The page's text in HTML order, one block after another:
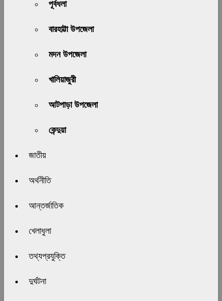
পূর্বধলা
বারহাট্টা উপজেলা
মদন উপজেলা
খালিয়াজুরী
আটপাড়া উপজেলা
কেন্দুয়া
জাতীয়
অর্থনীতি
আন্তর্জাতিক
খেলাধুলা
তথ্যপ্রযুক্তি
দুর্ঘটনা